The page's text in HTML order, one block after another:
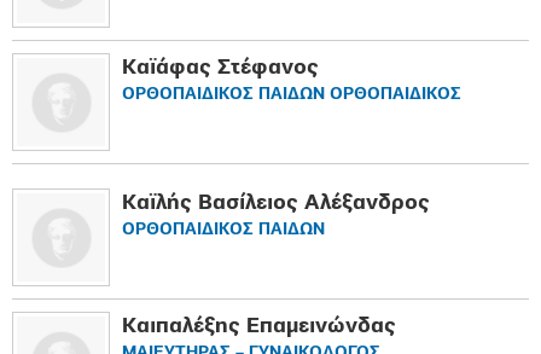
Καϊάφας Στέφανος
ΟΡΘΟΠΑΙΔΙΚΟΣ ΠΑΙΔΩΝ ΟΡΘΟΠΑΙΔΙΚΟΣ
Καϊλής Βασίλειος Αλέξανδρος
ΟΡΘΟΠΑΙΔΙΚΟΣ ΠΑΙΔΩΝ
Καιπαλέξης Επαμεινώνδας